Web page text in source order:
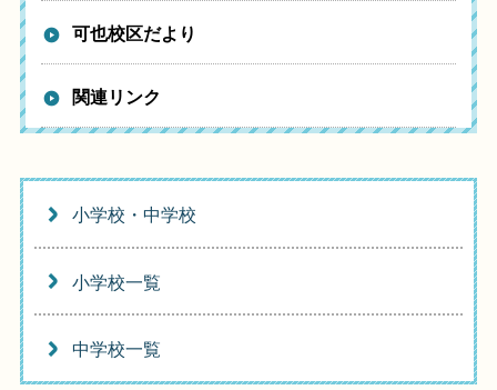
可也校区だより
関連リンク
小学校・中学校
小学校一覧
中学校一覧